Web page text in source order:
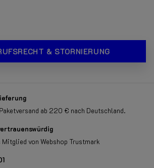
& STORNIERUNG
ab 220 € nach Deutschland.
von Webshop Trustmark